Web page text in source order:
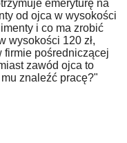
emeryturę na
od ojca w wysokości
i co ma zrobić
wysokości 120 zł,
firmie pośredniczącej
zawód ojca to
znaleźć pracę?"